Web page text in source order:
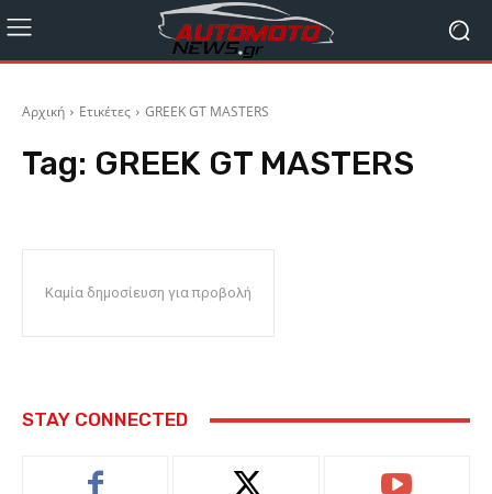
Αρχική Ετικέτες GREEK GT MASTERS
Tag: GREEK GT MASTERS
Καμία δημοσίευση για προβολή
STAY CONNECTED